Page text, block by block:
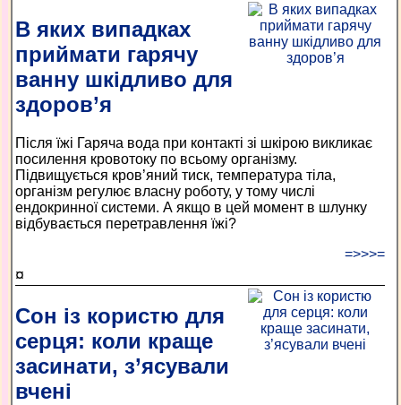
В яких випадках
приймати гарячу
ванну шкідливо для
здоров’я
Після їжі Гаряча вода при контакті зі шкірою викликає
посилення кровотоку по всьому організму.
Підвищується кров’яний тиск, температура тіла,
організм регулює власну роботу, у тому числі
ендокринної системи. А якщо в цей момент в шлунку
відбувається перетравлення їжі?
=>>>=
¤
Сон із користю для
серця: коли краще
засинати, з’ясували
вчені